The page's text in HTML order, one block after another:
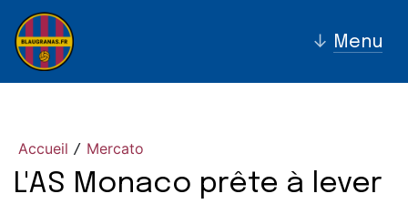
↓ Menu
Accueil / Mercato
L'AS Monaco prête à lever